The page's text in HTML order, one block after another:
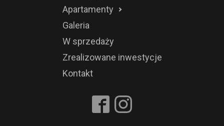
Apartamenty
Galeria
W sprzedaży
Zrealizowane inwestycje
Kontakt